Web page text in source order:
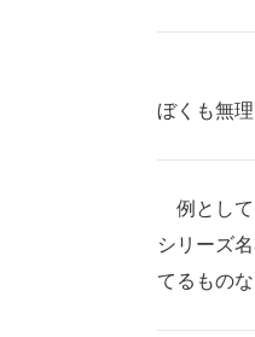
ぼくも無
例として
シリーズ
てるもの